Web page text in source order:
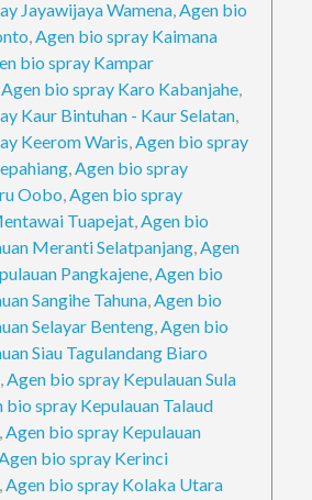
Jayawijaya Wamena,Agen bio
,Agen bio spray Kaimana
bio spray Kampar
Agen bio spray Karo Kabanjahe,
Kaur Bintuhan - Kaur Selatan,
Keerom Waris,Agen bio spray
,Agen bio spray
Oobo,Agen bio spray
Tuapejat,Agen bio
Meranti Selatpanjang,Agen
Pangkajene,Agen bio
Sangihe Tahuna,Agen bio
Selayar Benteng,Agen bio
Siau Tagulandang Biaro
,Agen bio spray Kepulauan Sula
bio spray Kepulauan Talaud
,Agen bio spray Kepulauan
bio spray Kerinci
,Agen bio spray Kolaka Utara